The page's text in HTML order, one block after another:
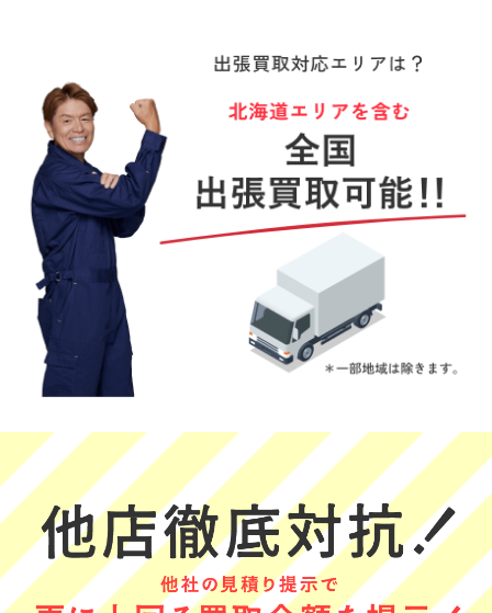
TAKO TSUBU
★★★★★
事前連絡から当
日の対応まで非
常に丁寧で大変
安心感のある出
張買い取りでし
た。査定根拠も
明確に説明いた
さを感じまし
た。初めて利用
する方にも自信
をもってオスス
メできる業者で
す。
(Googleのクチコミか
ら引用)
2026年06月01日
うずまきナルト
★★★★★
(Googleのクチコミか
ら引用)
2026年05月30日
★★★★★
かりました
(Googleのクチコミか
2026年05月29日
みやみぃ アミーアミー Yoshii